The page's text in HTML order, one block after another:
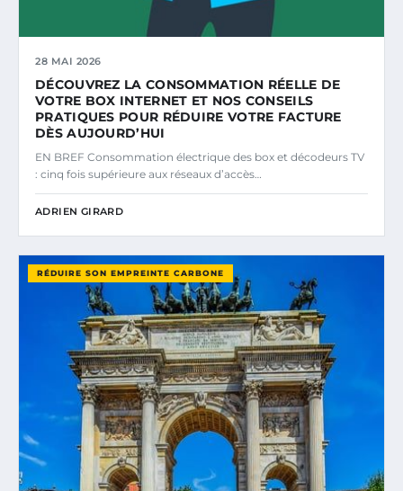
28 MAI 2026
DÉCOUVREZ LA CONSOMMATION RÉELLE DE
VOTRE BOX INTERNET ET NOS CONSEILS
PRATIQUES POUR RÉDUIRE VOTRE FACTURE
DÈS AUJOURD’HUI
EN BREF Consommation électrique des box et décodeurs TV
: cinq fois supérieure aux réseaux d’accès…
ADRIEN GIRARD
RÉDUIRE SON EMPREINTE CARBONE